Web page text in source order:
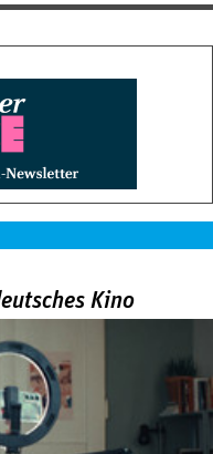
Kino